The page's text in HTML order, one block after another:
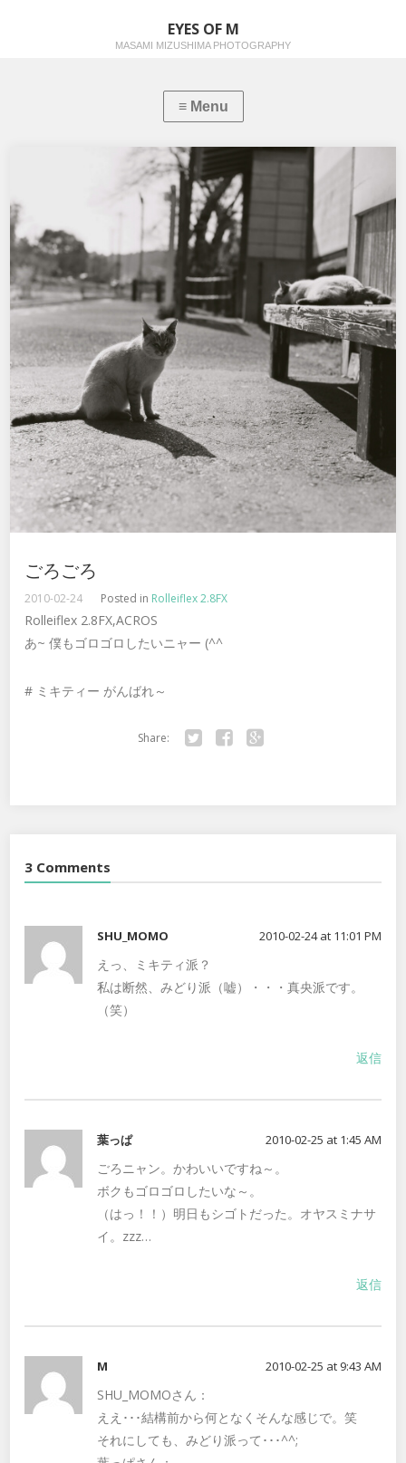
EYES OF M
MASAMI MIZUSHIMA PHOTOGRAPHY
ごろごろ
2010-02-24 Posted in Rolleiflex 2.8FX
Rolleiflex 2.8FX,ACROS
あ~ 僕もゴロゴロしたいニャー (^^ゞ
# ミキティー がんばれ～
Share:
3 Comments
SHU_MOMO 2010-02-24 at 11:01 PM
えっ、ミキティ派？
私は断然、みどり派（嘘）・・・真央派です。
（笑）
返信
葉っぱ 2010-02-25 at 1:45 AM
ごろニャン。かわいいですね～。
ボクもゴロゴロしたいな～。
（はっ！！）明日もシゴトだった。オヤスミナサ
イ。zzz…
返信
M 2010-02-25 at 9:43 AM
SHU_MOMOさん：
ええ･･･結構前から何となくそんな感じで。笑
それにしても、みどり派って･･･^^;